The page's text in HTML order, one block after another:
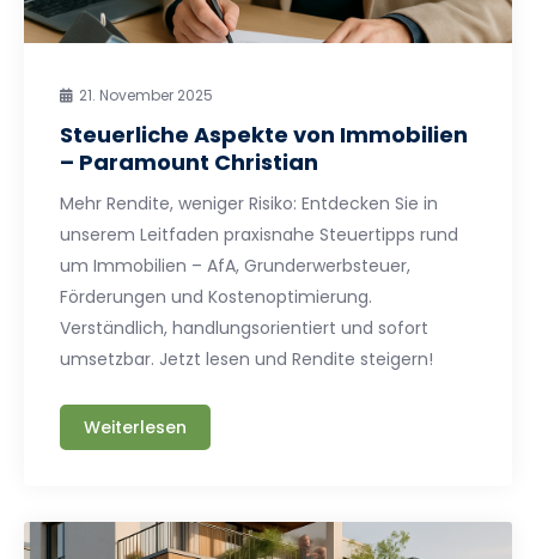
21. November 2025
Steuerliche Aspekte von Immobilien
– Paramount Christian
Mehr Rendite, weniger Risiko: Entdecken Sie in
unserem Leitfaden praxisnahe Steuertipps rund
um Immobilien – AfA, Grunderwerbsteuer,
Förderungen und Kostenoptimierung.
Verständlich, handlungsorientiert und sofort
umsetzbar. Jetzt lesen und Rendite steigern!
Weiterlesen